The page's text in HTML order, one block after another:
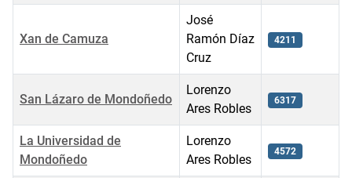
Xan de Camuza
José
Ramón Díaz
Cruz
4211
San Lázaro de Mondoñedo
Lorenzo
Ares Robles
6317
La Universidad de
Mondoñedo
Lorenzo
Ares Robles
4572